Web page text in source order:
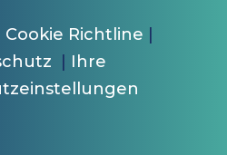
Cookie Richtline
Ihre